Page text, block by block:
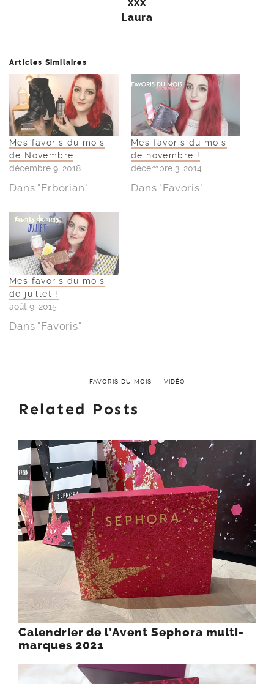
Laura
Articles Similaires
Mes favoris du mois
de Novembre
décembre 9, 2018
Dans "Erborian"
Mes favoris du mois
de novembre !
décembre 3, 2014
Dans "Favoris"
Mes favoris du mois
de juillet !
août 9, 2015
Dans "Favoris"
FAVORIS DU MOIS VIDÉO
Related Posts
Calendrier de l’Avent Sephora multi-
marques 2021